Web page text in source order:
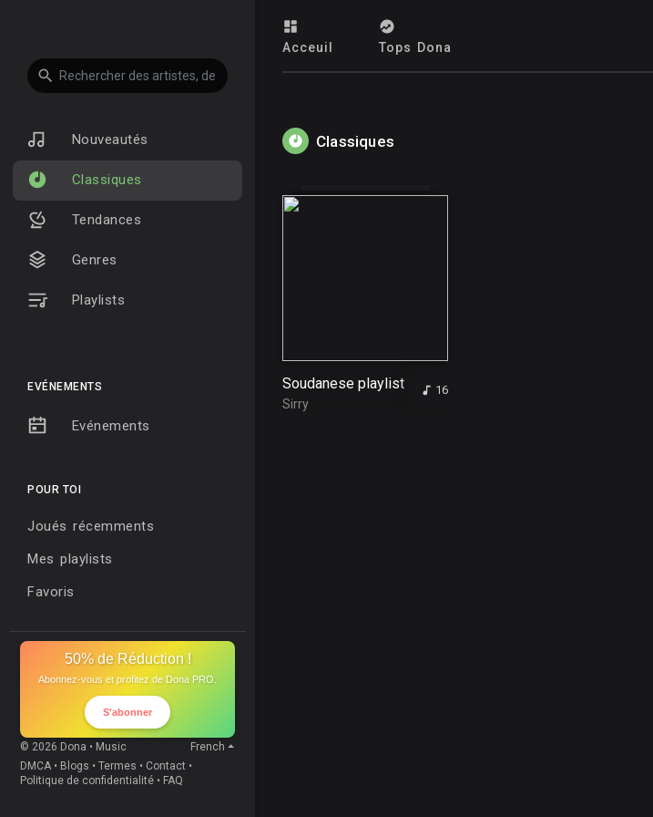
Nouveautés
Classiques
Tendances
Genres
Playlists
EVÉNEMENTS
Evénements
POUR TOI
Joués récemments
Mes playlists
Favoris
50% de Réduction !
Abonnez-vous et profitez de Dona PRO.
S'abonner
© 2026 Dona • Music
French
DMCA • Blogs • Termes • Contact •
Politique de confidentialité • FAQ
Acceuil Tops Dona
Classiques
Soudanese playlist
Sirry
16